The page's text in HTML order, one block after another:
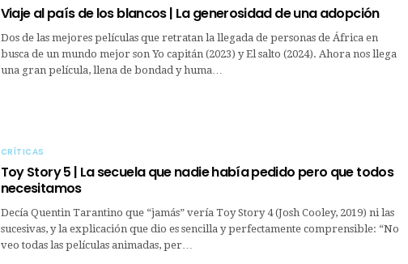
Viaje al país de los blancos | La generosidad de una adopción
Dos de las mejores películas que retratan la llegada de personas de África en
busca de un mundo mejor son Yo capitán (2023) y El salto (2024). Ahora nos llega
una gran película, llena de bondad y huma…
CRÍTICAS
Toy Story 5 | La secuela que nadie había pedido pero que todos
necesitamos
Decía Quentin Tarantino que “jamás” vería Toy Story 4 (Josh Cooley, 2019) ni las
sucesivas, y la explicación que dio es sencilla y perfectamente comprensible: “No
veo todas las películas animadas, per…